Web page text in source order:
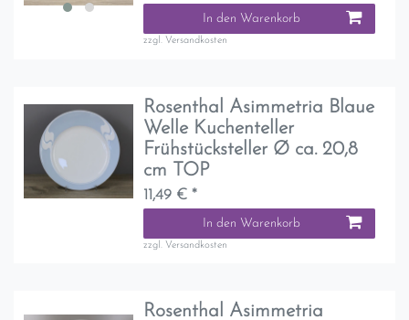
In den Warenkorb
zzgl. Versandkosten
Rosenthal Asimmetria Blaue
Welle Kuchenteller
Frühstücksteller Ø ca. 20,8
cm TOP
11,49 € *
In den Warenkorb
zzgl. Versandkosten
Rosenthal Asimmetria